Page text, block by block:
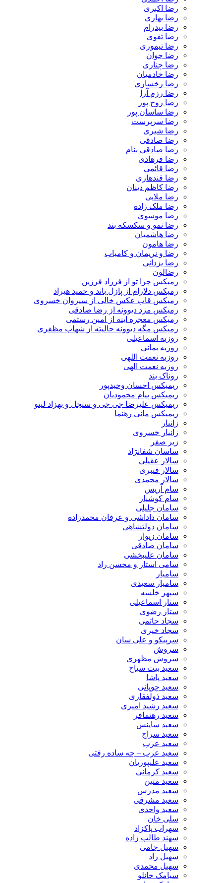
رضا اکبری
رضا بهاری
رضا بیدرام
رضا تقوی
رضا تیموری
رضا جوان
رضا چناری
رضا خادمیان
رضا رخساری
رضا رزم آرا
رضا روح پور
رضا ساسان پور
رضا سرپرست
رضا شیری
رضا صادقی
رضا صادقی بنام
رضا فرهادی
رضا قائمی
رضا قندهاری
رضا کاظم دینان
رضا ملایی
رضا ملک زاده
رضا موسوی
رضا نمو و سکسکه بند
رضا هاشمیان
رضا هامون
رضا و نریمان و کامیاب
رضا یزدانی
رضالون
رمیکس چرا تو از فرزاد فرزین
رمیکس دلارام از پازل باند و حمید هیراد
رمیکس قاب عکس خالی از سیروان خسروی
رمیکس مرد دیوونه از رضا صادقی
رمیکس معجزه اینه از امین رستمی
رمیکس مگه دیوونه حالیته از شهاب مظفری
روزبه اسماعیلی
روزبه بمانی
روزبه نعمت اللهی
روزبه نعمت الهی
روناک بند
ریمیکس احسان وحیدپور
ریمیکس پیام محمودیان
ریمیکس علیرضا جی جی و سیجل و بهزاد لیتو
ریمیکس مانی رهنما
زانیار
زانیار خسروی
زیر صفر
ساسان شفانژاد
سالار عقیلی
سالار قنبری
سالار محمدی
سام آریس
سام کوشیار
سامان جلیلی
سامان داداشی و عرفان محمدزاده
سامان دولتشاهی
سامان زیوار
سامان صادقی
سامان علیبخشی
سامی استار و محسن راد
سامیار
سامیار سعیدی
سپهر خلسه
ستار اسماعیلی
ستار رضوی
سجاد حاتمی
سجاد خیری
سرپیکو و علی سان
سروش
سروش مظهری
سعید بیت سیاح
سعید پاشا
سعید چوپانی
سعید ذولفقاری
سعید رشید امیری
سعید رهنمافر
سعید ساینس
سعید سراج
سعید عرب
سعید عرب – چه ساده رفتی
سعید علیپوریان
سعید کرمانی
سعید متین
سعید مدرس
سعید مشرقی
سعید واحدی
سلی خان
سهراب پاکزاد
سهند طالب زاده
سهیل جامی
سهیل راد
سهیل محمدی
سیامک خانلو